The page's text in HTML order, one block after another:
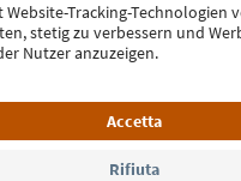
Iscriviti alla newsletter